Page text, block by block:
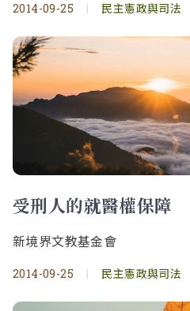
2014-09-25 | 民主憲政與司法
受刑人的就醫權保障
新境界文教基金會
2014-09-25 | 民主憲政與司法